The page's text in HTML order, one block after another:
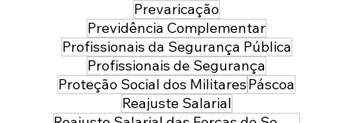
Prevaricação
Previdência Complementar
Profissionais da Segurança Pública
Profissionais de Segurança
Proteção Social dos MilitaresPáscoa
Reajuste Salarial